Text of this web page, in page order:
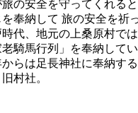
の安全を守ってくれる
奉納して 旅の安全を祈っ
代、地元の上桑原村で
騎馬行列」を奉納して
らは足長神社に奉納す
村社。